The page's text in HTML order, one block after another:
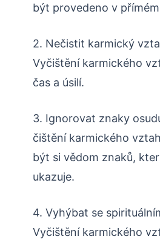
být provedeno v
2. Nečistit karmický
Vyčištění karmického
čas a úsilí.
3. Ignorovat znaky
čištění karmického
být si vědom znaků,
ukazuje.
4. Vyhýbat se
Vyčištění karmického